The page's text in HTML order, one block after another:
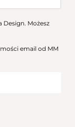
Design. Możesz
email od MM